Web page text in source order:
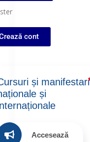
cont
și manifestari
și
Accesează